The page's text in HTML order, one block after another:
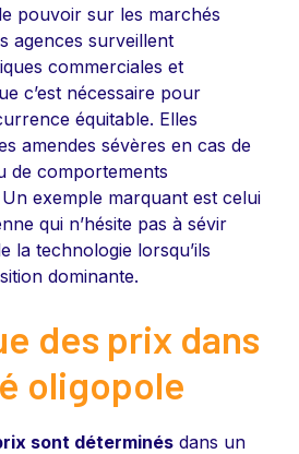
pouvoir sur les marchés
agences surveillent
commerciales et
c’est nécessaire pour
équitable. Elles
amendes sévères en cas de
de comportements
exemple marquant est celui
qui n’hésite pas à sévir
la technologie lorsqu’ils
dominante.
des prix dans
oligopole
sont déterminés dans un